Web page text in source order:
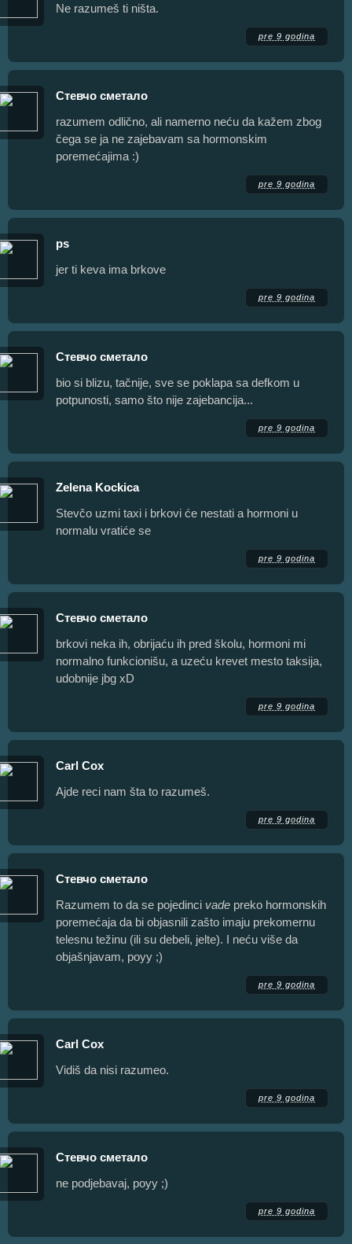
Ne razumeš ti ništa.
pre 9 godina
Стевчо сметало
razumem odlično, ali namerno neću da kažem zbog
čega se ja ne zajebavam sa hormonskim
poremećajima :)
pre 9 godina
ps
jer ti keva ima brkove
pre 9 godina
Стевчо сметало
bio si blizu, tačnije, sve se poklapa sa defkom u
potpunosti, samo što nije zajebancija...
pre 9 godina
Zelena Kockica
Stevčo uzmi taxi i brkovi će nestati a hormoni u
normalu vratiće se
pre 9 godina
Стевчо сметало
brkovi neka ih, obrijaću ih pred školu, hormoni mi
normalno funkcionišu, a uzeću krevet mesto taksija,
udobnije jbg xD
pre 9 godina
Carl Cox
Ajde reci nam šta to razumeš.
pre 9 godina
Стевчо сметало
Razumem to da se pojedinci vade preko hormonskih
poremećaja da bi objasnili zašto imaju prekomernu
telesnu težinu (ili su debeli, jelte). I neću više da
objašnjavam, poyy ;)
pre 9 godina
Carl Cox
Vidiš da nisi razumeo.
pre 9 godina
Стевчо сметало
ne podjebavaj, poyy ;)
pre 9 godina